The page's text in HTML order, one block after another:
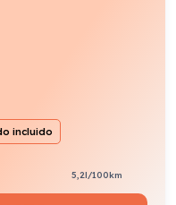
incluido
5,2l/100km